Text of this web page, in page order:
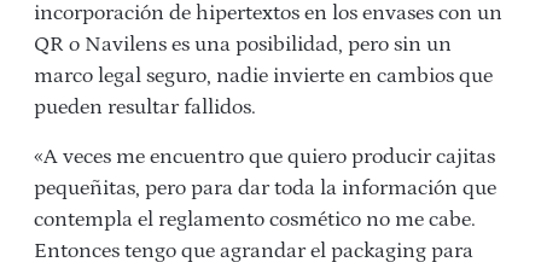
incorporación de hipertextos en los envases con un
QR o Navilens es una posibilidad, pero sin un
marco legal seguro, nadie invierte en cambios que
pueden resultar fallidos.
«A veces me encuentro que quiero producir cajitas
pequeñitas, pero para dar toda la información que
contempla el reglamento cosmético no me cabe.
Entonces tengo que agrandar el packaging para